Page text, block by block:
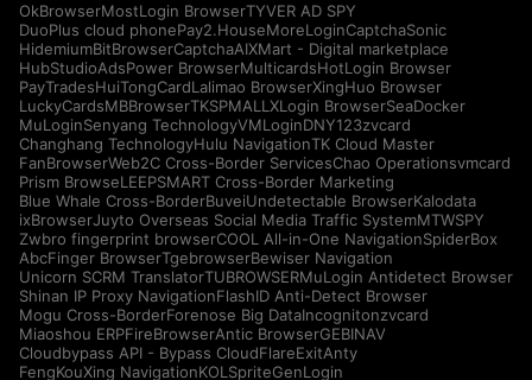
OkBrowserMostLogin BrowserTYVER AD SPY
DuoPlus cloud phonePay2.HouseMoreLoginCaptchaSonic
HidemiumBitBrowserCaptchaAIXMart - Digital marketplace
HubStudioAdsPower BrowserMulticardsHotLogin Browser
PayTradesHuiTongCardLalimao BrowserXingHuo Browser
LuckyCardsMBBrowserTKSPMALLXLogin BrowserSeaDocker
MuLoginSenyang TechnologyVMLoginDNY123zvcard
Changhang TechnologyHulu NavigationTK Cloud Master
FanBrowserWeb2C Cross-Border ServicesChao Operationsvmcard
Prism BrowseLEEPSMART Cross-Border Marketing
Blue Whale Cross-BorderBuveiUndetectable BrowserKalodata
ixBrowserJuyto Overseas Social Media Traffic SystemMTWSPY
Zwbro fingerprint browserCOOL All-in-One NavigationSpiderBox
AbcFinger BrowserTgebrowserBewiser Navigation
Unicorn SCRM TranslatorTUBROWSERMuLogin Antidetect Browser
Shinan IP Proxy NavigationFlashID Anti-Detect Browser
Mogu Cross-BorderForenose Big DataIncognitonzvcard
Miaoshou ERPFireBrowserAntic BrowserGEBINAV
Cloudbypass API - Bypass CloudFlareExitAnty
FengKouXing NavigationKOLSpriteGenLogin